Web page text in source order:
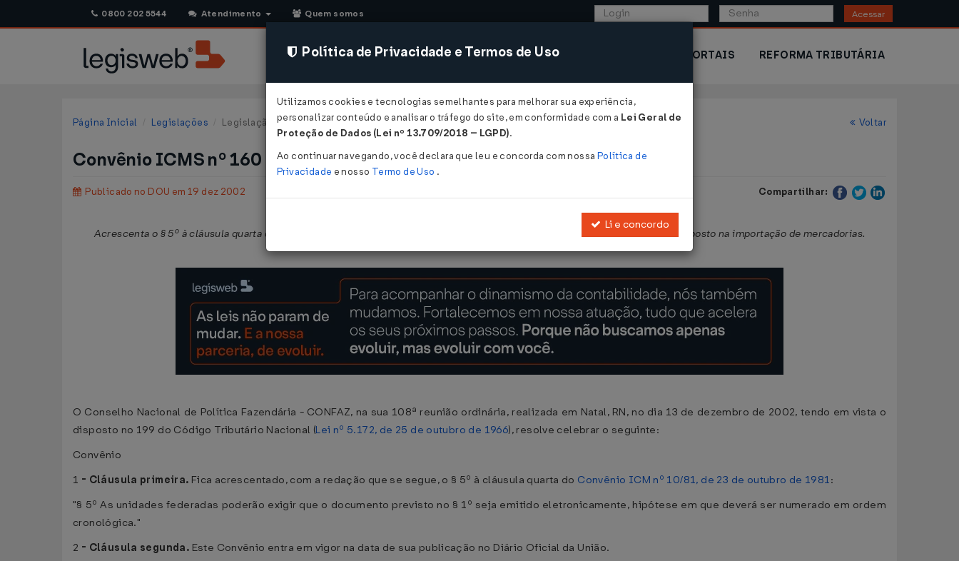
0800 202 5544 Atendimento Quem somos Acessar
CONSULTORIA SISTEMAS COMÉRCIO EXTERIOR PORTAIS REFORMA TRIBUTÁRIA
Página Inicial Legislações Legislação Federal Voltar
Convênio ICMS nº 160 de 13/12/2002
Publicado no DOU em 19 dez 2002 Compartilhar:
Acrescenta o § 5º à cláusula quarta do , que estabelece disciplina de pagamento do imposto na importação de mercadorias.
O Conselho Nacional de Política Fazendária - CONFAZ, na sua 108ª reunião ordinária, realizada em Natal, RN, no dia 13 de dezembro de 2002, tendo em vista o
disposto no 199 do Código Tributário Nacional (Lei nº 5.172, de 25 de outubro de 1966), resolve celebrar o seguinte:
Convênio
1 - Cláusula primeira. Fica acrescentado, com a redação que se segue, o § 5º à cláusula quarta do Convênio ICM nº 10/81, de 23 de outubro de 1981:
"§ 5º As unidades federadas poderão exigir que o documento previsto no § 1º seja emitido eletronicamente, hipótese em que deverá ser numerado em ordem
cronológica."
2 - Cláusula segunda. Este Convênio entra em vigor na data de sua publicação no Diário Oficial da União.
Política de Privacidade e Termos de Uso
Utilizamos cookies e tecnologias semelhantes para melhorar sua experiência,
personalizar conteúdo e analisar o tráfego do site, em conformidade com a Lei Geral de
Proteção de Dados (Lei nº 13.709/2018 – LGPD).
Ao continuar navegando, você declara que leu e concorda com nossa Política de
Privacidade e nosso Termo de Uso .
Li e concordo